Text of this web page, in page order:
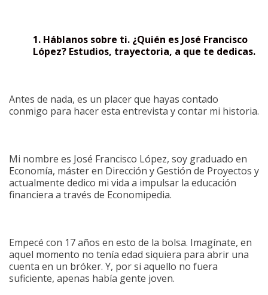
1. Háblanos sobre ti. ¿Quién es José Francisco
López? Estudios, trayectoria, a que te dedicas.
Antes de nada, es un placer que hayas contado
conmigo para hacer esta entrevista y contar mi historia.
Mi nombre es José Francisco López, soy graduado en
Economía, máster en Dirección y Gestión de Proyectos y
actualmente dedico mi vida a impulsar la educación
financiera a través de Economipedia.
Empecé con 17 años en esto de la bolsa. Imagínate, en
aquel momento no tenía edad siquiera para abrir una
cuenta en un bróker. Y, por si aquello no fuera
suficiente, apenas había gente joven.